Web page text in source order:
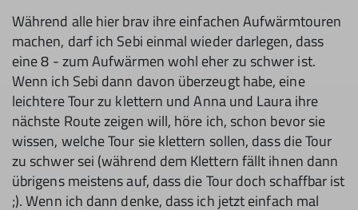
Während alle hier brav ihre einfachen Aufwärmtouren
machen, darf ich Sebi einmal wieder darlegen, dass
eine 8 - zum Aufwärmen wohl eher zu schwer ist.
Wenn ich Sebi dann davon über­zeugt habe, eine
leichtere Tour zu klet­tern und Anna und Laura ihre
nächste Route zeigen will, höre ich, schon bevor sie
wissen, welche Tour sie klet­tern sollen, dass die Tour
zu schwer sei (während dem Klettern fällt ihnen dann
übrigens meistens auf, dass die Tour doch schaffbar ist
;). Wenn ich dann denke, dass ich jetzt einfach mal